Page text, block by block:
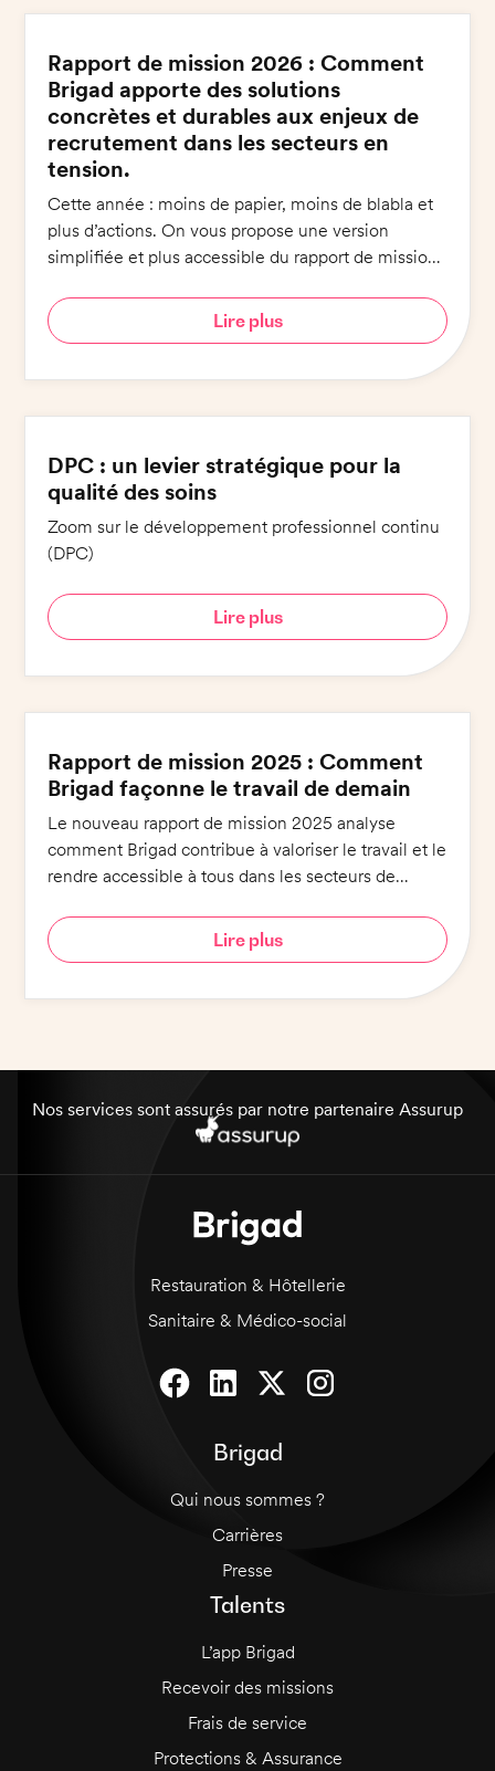
Rapport de mission 2026 : Comment
Brigad apporte des solutions
concrètes et durables aux enjeux de
recrutement dans les secteurs en
tension.
Cette année : moins de papier, moins de blabla et
plus d’actions. On vous propose une version
simplifiée et plus accessible du rapport de mission :
Lire plus
DPC : un levier stratégique pour la
qualité des soins
Zoom sur le développement professionnel continu
(DPC)
Lire plus
Rapport de mission 2025 : Comment
Brigad façonne le travail de demain
Le nouveau rapport de mission 2025 analyse
comment Brigad contribue à valoriser le travail et le
rendre accessible à tous dans les secteurs de
Lire plus
Nos services sont assurés par notre partenaire Assurup
Restauration & Hôtellerie
Sanitaire & Médico-social
Brigad
Qui nous sommes ?
Carrières
Presse
Talents
L’app Brigad
Recevoir des missions
Frais de service
Protections & Assurance